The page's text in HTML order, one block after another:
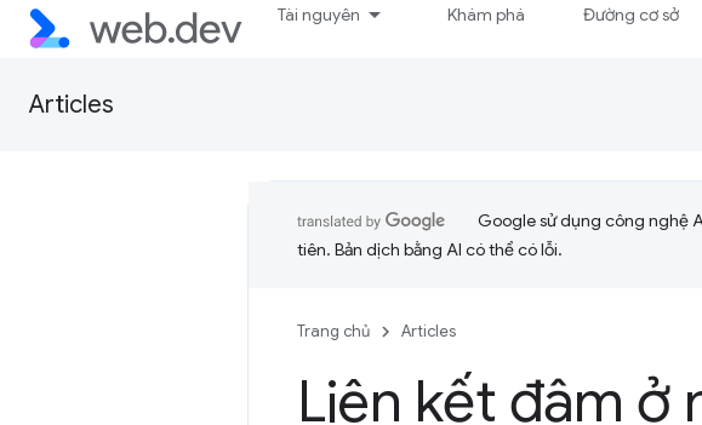
Tài nguyên Khám phá Đường cơ sở
Articles
Google sử dụng công nghệ
tiên. Bản dịch bằng AI có thể có lỗi.
Trang chủ Articles
Liên kết đậm ở